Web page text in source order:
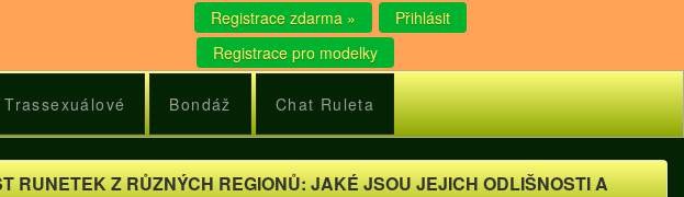
Registrace zdarma »
Přihlásit
Registrace pro modelky
Trassexuálové Bondáž Chat Ruleta
RUNETEK Z RŮZNÝCH REGIONŮ: JAKÉ JSOU JEJICH ODLIŠNOSTI A